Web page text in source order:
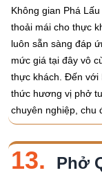
Không gian Phá
thoải mái cho thực
luôn sẵn sàng đáp
mức giá tại đây vô
thực khách. Đến với
thức hương vị phở
chuyên nghiệp, chu
13. Phở